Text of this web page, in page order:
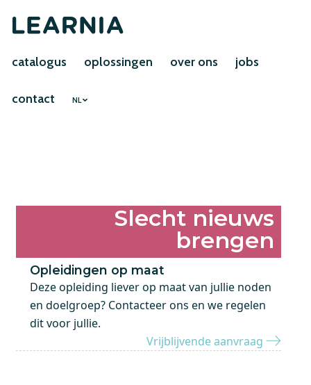
catalogus oplossingen over ons jobs
contact NL
Slecht nieuws
brengen
Opleidingen op maat
Deze opleiding liever op maat van jullie noden
en doelgroep? Contacteer ons en we regelen
dit voor jullie.
Vrijblijvende aanvraag